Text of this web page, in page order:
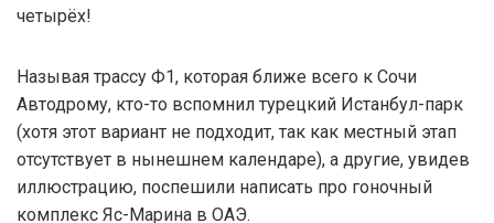
четырёх!
Называя трассу Ф1, которая ближе всего к Сочи
Автодрому, кто-то вспомнил турецкий Истанбул-парк
(хотя этот вариант не подходит, так как местный этап
отсутствует в нынешнем календаре), а другие, увидев
иллюстрацию, поспешили написать про гоночный
комплекс Яс-Марина в ОАЭ.